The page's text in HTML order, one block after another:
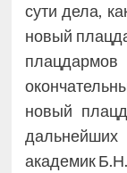
сути дела,
новый
новый
академик